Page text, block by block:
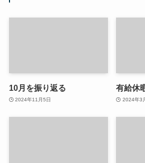
10月を振り返る
2024年11月5日
有給休
2024年3